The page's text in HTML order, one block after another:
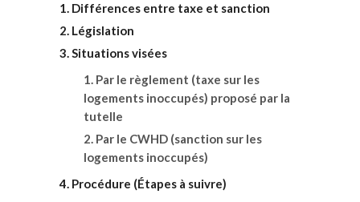
Différences entre taxe et sanction
Législation
Situations visées
Par le règlement (taxe sur les
logements inoccupés) proposé par la
tutelle
Par le CWHD (sanction sur les
logements inoccupés)
Procédure (Étapes à suivre)